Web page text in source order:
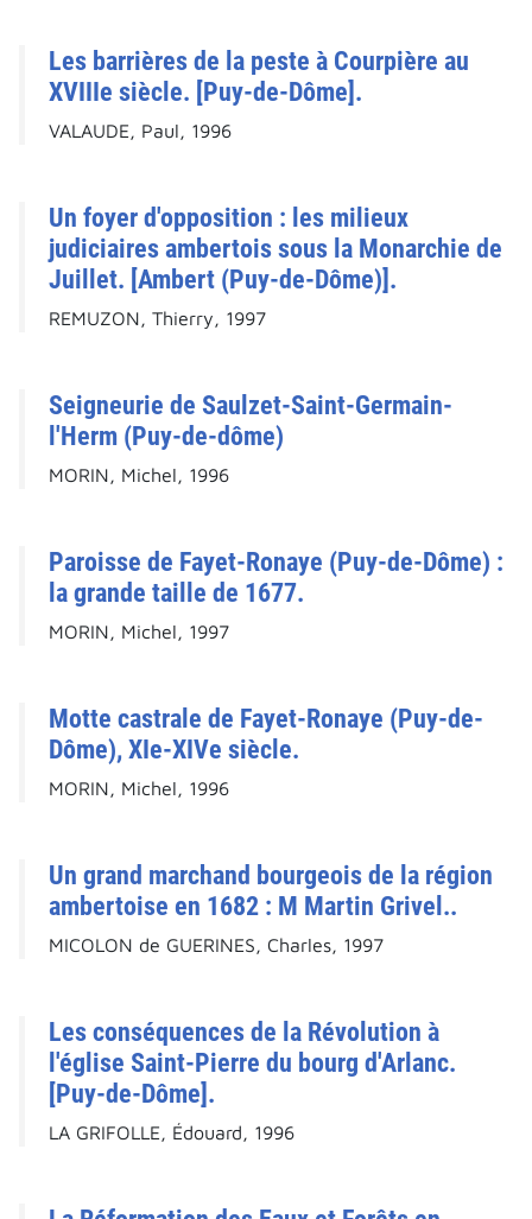
Les barrières de la peste à Courpière au
XVIIIe siècle. [Puy-de-Dôme].
VALAUDE, Paul, 1996
Un foyer d'opposition : les milieux
judiciaires ambertois sous la Monarchie de
Juillet. [Ambert (Puy-de-Dôme)].
REMUZON, Thierry, 1997
Seigneurie de Saulzet-Saint-Germain-
l'Herm (Puy-de-dôme)
MORIN, Michel, 1996
Paroisse de Fayet-Ronaye (Puy-de-Dôme) :
la grande taille de 1677.
MORIN, Michel, 1997
Motte castrale de Fayet-Ronaye (Puy-de-
Dôme), XIe-XIVe siècle.
MORIN, Michel, 1996
Un grand marchand bourgeois de la région
ambertoise en 1682 : M Martin Grivel..
MICOLON de GUERINES, Charles, 1997
Les conséquences de la Révolution à
l'église Saint-Pierre du bourg d'Arlanc.
[Puy-de-Dôme].
LA GRIFOLLE, Édouard, 1996